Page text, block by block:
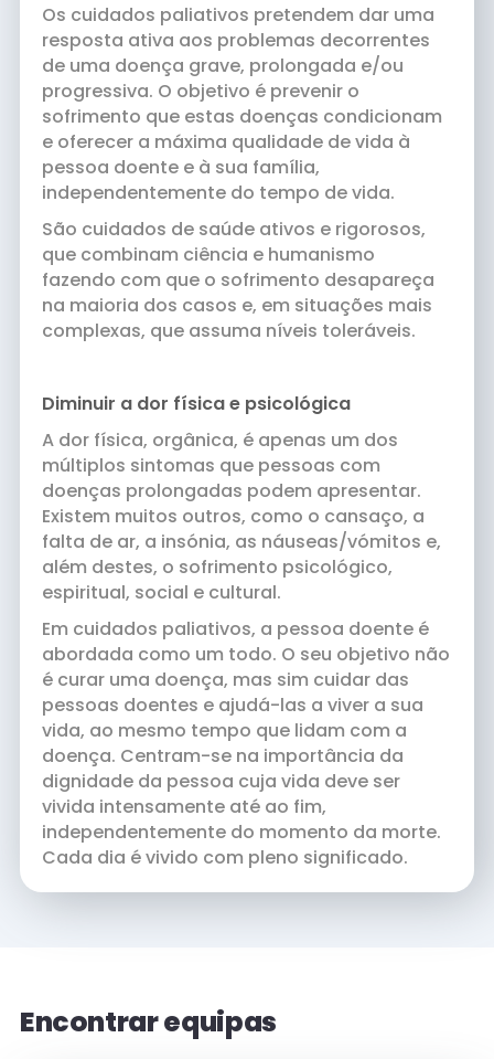
Os cuidados paliativos pretendem dar uma
resposta ativa aos problemas decorrentes
de uma doença grave, prolongada e/ou
progressiva. O objetivo é prevenir o
sofrimento que estas doenças condicionam
e oferecer a máxima qualidade de vida à
pessoa doente e à sua família,
independentemente do tempo de vida.
São cuidados de saúde ativos e rigorosos,
que combinam ciência e humanismo
fazendo com que o sofrimento desapareça
na maioria dos casos e, em situações mais
complexas, que assuma níveis toleráveis.
Diminuir a dor física e psicológica
A dor física, orgânica, é apenas um dos
múltiplos sintomas que pessoas com
doenças prolongadas podem apresentar.
Existem muitos outros, como o cansaço, a
falta de ar, a insónia, as náuseas/vómitos e,
além destes, o sofrimento psicológico,
espiritual, social e cultural.
Em cuidados paliativos, a pessoa doente é
abordada como um todo. O seu objetivo não
é curar uma doença, mas sim cuidar das
pessoas doentes e ajudá-las a viver a sua
vida, ao mesmo tempo que lidam com a
doença. Centram-se na importância da
dignidade da pessoa cuja vida deve ser
vivida intensamente até ao fim,
independentemente do momento da morte.
Cada dia é vivido com pleno significado.
Encontrar equipas